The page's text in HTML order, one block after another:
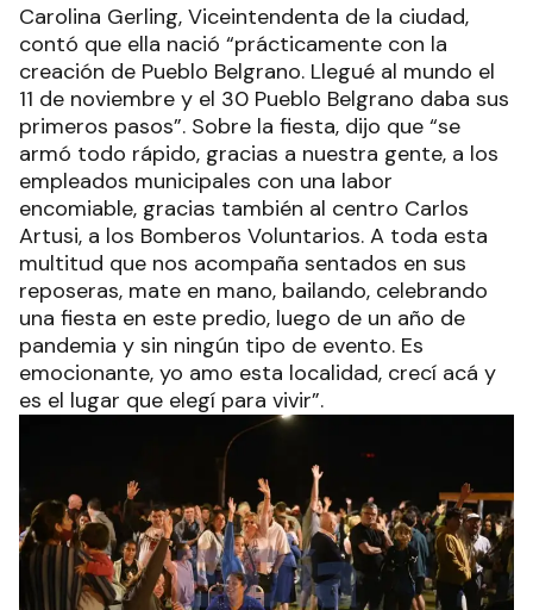
Carolina Gerling, Viceintendenta de la ciudad,
contó que ella nació “prácticamente con la
creación de Pueblo Belgrano. Llegué al mundo el
11 de noviembre y el 30 Pueblo Belgrano daba sus
primeros pasos”. Sobre la fiesta, dijo que “se
armó todo rápido, gracias a nuestra gente, a los
empleados municipales con una labor
encomiable, gracias también al centro Carlos
Artusi, a los Bomberos Voluntarios. A toda esta
multitud que nos acompaña sentados en sus
reposeras, mate en mano, bailando, celebrando
una fiesta en este predio, luego de un año de
pandemia y sin ningún tipo de evento. Es
emocionante, yo amo esta localidad, crecí acá y
es el lugar que elegí para vivir”.